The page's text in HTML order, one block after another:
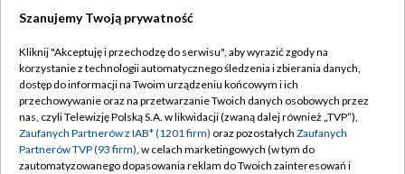
TVP
Abonament TVP
Emisja w TVP
Centrum informacji TVP
Regulamin TVP
Polityka prywatności
Moje zgody
Szanujemy Twoją prywatność
Kliknij "Akceptuję i przechodzę do serwisu", aby wyrazić zgody na
korzystanie z technologii automatycznego śledzenia i zbierania danych,
dostęp do informacji na Twoim urządzeniu końcowym i ich
przechowywanie oraz na przetwarzanie Twoich danych osobowych przez
nas, czyli Telewizję Polską S.A. w likwidacji (zwaną dalej również „TVP”),
Zaufanych Partnerów z IAB* (1201 firm) oraz pozostałych Zaufanych
Partnerów TVP (93 firm), w celach marketingowych (w tym do
zautomatyzowanego dopasowania reklam do Twoich zainteresowań i